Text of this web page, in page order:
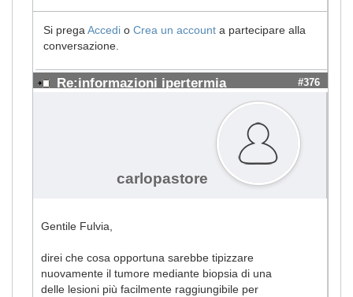
Si prega Accedi o Crea un account a partecipare alla
conversazione.
Re:informazioni ipertermia #376
carlopastore
Gentile Fulvia,
direi che cosa opportuna sarebbe tipizzare
nuovamente il tumore mediante biopsia di una
delle lesioni più facilmente raggiungibile per